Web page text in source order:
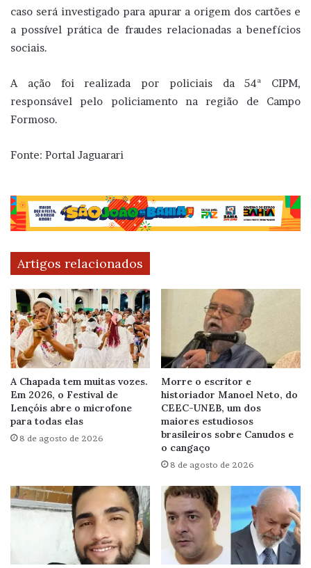
caso será investigado para apurar a origem dos cartões e
a possível prática de fraudes relacionadas a benefícios
sociais.
A ação foi realizada por policiais da 54ª CIPM,
responsável pelo policiamento na região de Campo
Formoso.
Fonte: Portal Jaguarari
Artigos relacionados
A Chapada tem muitas vozes.
Em 2026, o Festival de
Lençóis abre o microfone
para todas elas
8 de agosto de 2026
Morre o escritor e
historiador Manoel Neto, do
CEEC-UNEB, um dos
maiores estudiosos
brasileiros sobre Canudos e
o cangaço
8 de agosto de 2026